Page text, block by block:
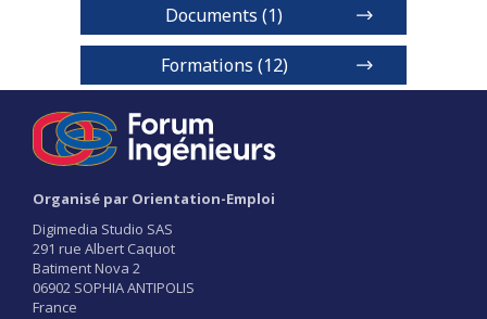
1 / 2
Documents (1)
UnistraFormations (12)
Licence - Physique, chimie - Physique-
chimie
Niveaux de diplôme
Licence
Organisé par Orientation-Emploi
Digimedia Studio SAS
291 rue Albert Caquot
Batiment Nova 2
06902 SOPHIA ANTIPOLIS
France